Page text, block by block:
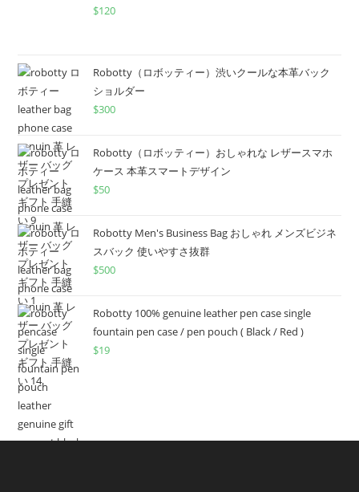
$120
Robotty（ロボッティー）渋いクールな本革バック
ショルダー
$300
Robotty（ロボッティー）おしゃれな レザースマホ
ケース 本革スマートデザイン
$50
Robotty Men's Business Bag おしゃれ メンズビジネ
スバック 使いやすさ抜群
$500
Robotty 100% genuine leather pen case single
fountain pen case / pen pouch ( Black / Red )
$19